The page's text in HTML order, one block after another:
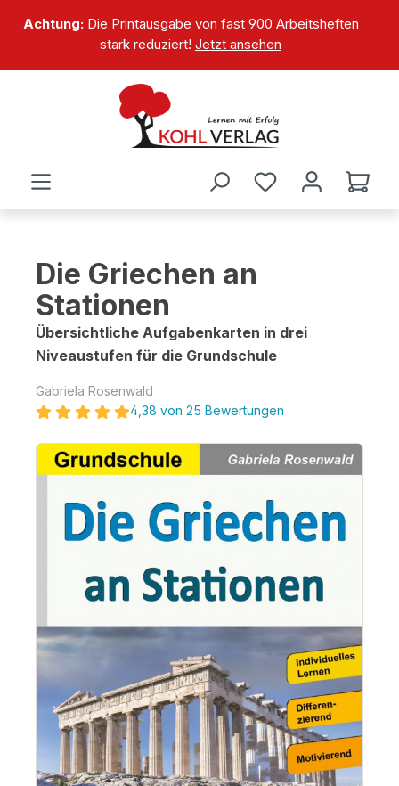
springen
Achtung:Die Printausgabe von fast 900 Arbeitsheften
stark reduziert! Jetzt ansehen
Die Griechen an
Stationen
Übersichtliche Aufgabenkarten in drei
Niveaustufen für die Grundschule
Gabriela Rosenwald
4,38 von 25 Bewertungen
Bildergalerie überspringen